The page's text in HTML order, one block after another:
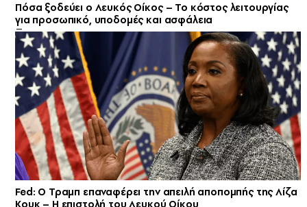
Πόσα ξοδεύει ο Λευκός Οίκος – Το κόστος λειτουργίας
για προσωπικό, υποδομές και ασφάλεια
Fed: Ο Τραμπ επαναφέρει την απειλή αποπομπής της Λίζα